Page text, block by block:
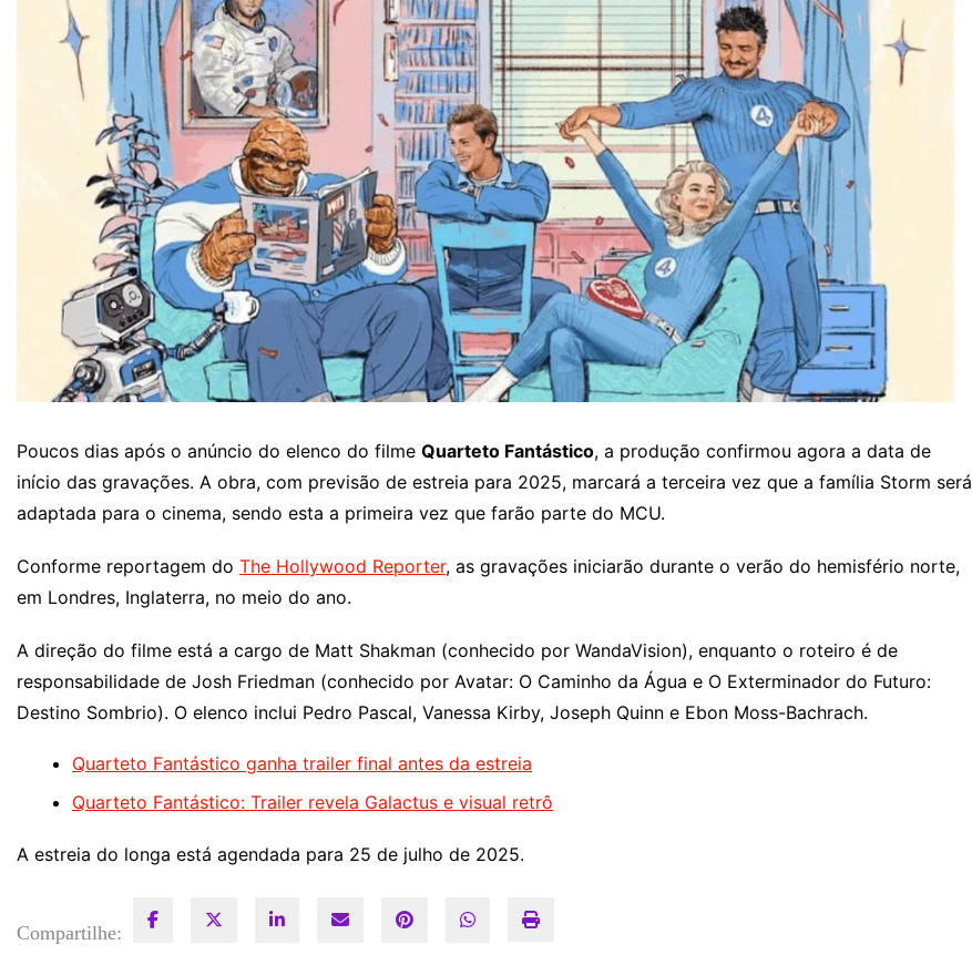
Poucos dias após o anúncio do elenco do filme Quarteto Fantástico, a produção confirmou agora a data de
início das gravações. A obra, com previsão de estreia para 2025, marcará a terceira vez que a família Storm será
adaptada para o cinema, sendo esta a primeira vez que farão parte do MCU.
Conforme reportagem do The Hollywood Reporter, as gravações iniciarão durante o verão do hemisfério norte,
em Londres, Inglaterra, no meio do ano.
A direção do filme está a cargo de Matt Shakman (conhecido por WandaVision), enquanto o roteiro é de
responsabilidade de Josh Friedman (conhecido por Avatar: O Caminho da Água e O Exterminador do Futuro:
Destino Sombrio). O elenco inclui Pedro Pascal, Vanessa Kirby, Joseph Quinn e Ebon Moss-Bachrach.
Quarteto Fantástico ganha trailer final antes da estreia
Quarteto Fantástico: Trailer revela Galactus e visual retrô
A estreia do longa está agendada para 25 de julho de 2025.
Compartilhe: